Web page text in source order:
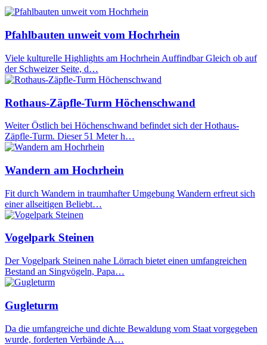
Pfahlbauten unweit vom Hochrhein
Viele kulturelle Highlights am Hochrhein Auffindbar Gleich ob auf
der Schweizer Seite, d…
Rothaus-Zäpfle-Turm Höchenschwand
Weiter Östlich bei Höchenschwand befindet sich der Hothaus-
Zäpfle-Turm. Dieser 51 Meter h…
Wandern am Hochrhein
Fit durch Wandern in traumhafter Umgebung Wandern erfreut sich
einer allseitigen Beliebt…
Vogelpark Steinen
Der Vogelpark Steinen nahe Lörrach bietet einen umfangreichen
Bestand an Singvögeln, Papa…
Gugleturm
Da die umfangreiche und dichte Bewaldung vom Staat vorgegeben
wurde, forderten Verbände A…